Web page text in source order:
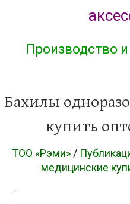
Производство
Бахилы
купить
ТОО «Рэми» /
медицинские